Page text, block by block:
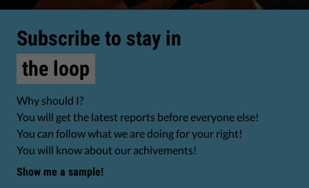
Subscribe to stay in
the loop
Why should I?
You will get the latest reports before everyone else!
You can follow what we are doing for your right!
You will know about our achivements!
Show me a sample!